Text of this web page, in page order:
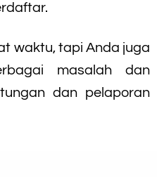
waktu, tapi Anda juga
masalah dan
dan pelaporan